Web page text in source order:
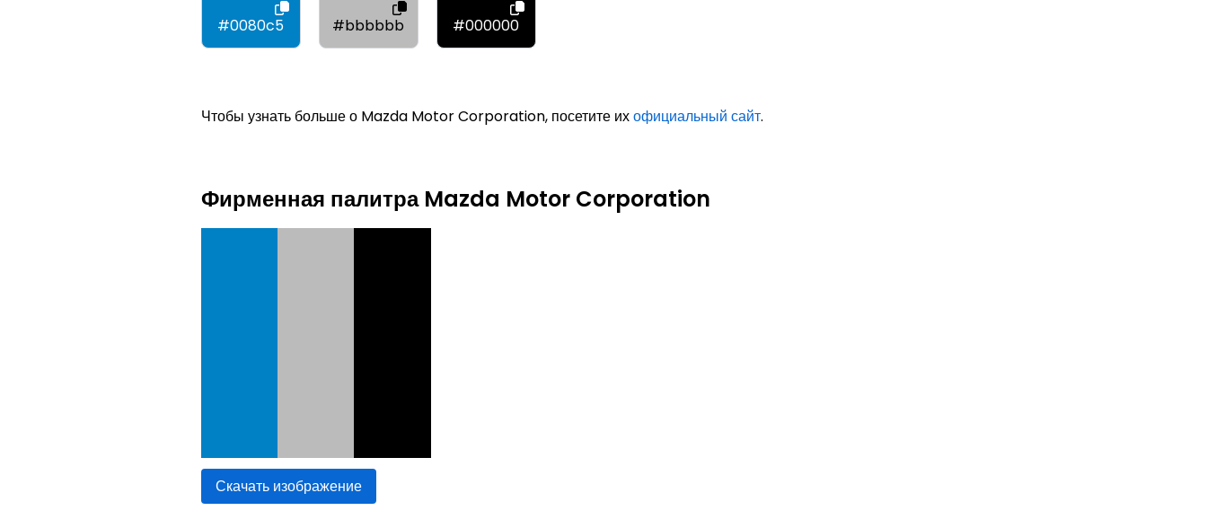
#0080c5 #bbbbbb #000000
Чтобы узнать больше о Mazda Motor Corporation, посетите ихофициальный сайт.
Фирменная палитра Mazda Motor Corporation
Скачать изображение